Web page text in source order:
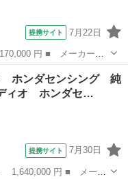
提携サイト 7月22日
ード名： Ｇ ナビ・
ア枚数： 5D ■ ミッシ
ホンダセンシング 純
ィオ ホンダセ…
提携サイト 7月30日